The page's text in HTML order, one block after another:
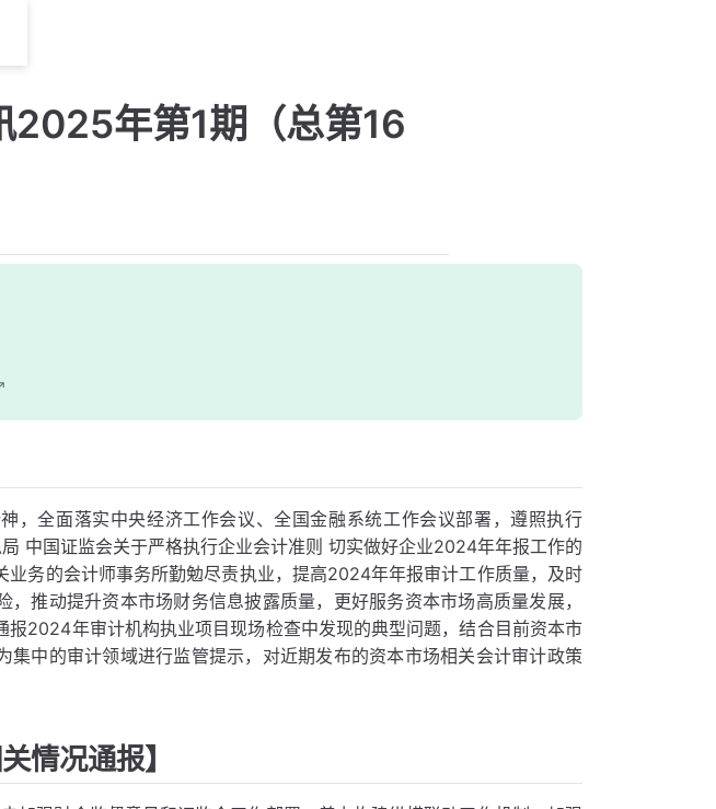
2025年第1期（总第16
，全面落实中央经济工作会议、全国金融系统工作会议部署，遵照执行
中国证监会关于严格执行企业会计准则 切实做好企业2024年年报工作的
业务的会计师事务所勤勉尽责执业，提高2024年年报审计工作质量，及时
推动提升资本市场财务信息披露质量，更好服务资本市场高质量发展，
报2024年审计机构执业项目现场检查中发现的典型问题，结合目前资本市
集中的审计领域进行监管提示，对近期发布的资本市场相关会计审计政策
情况通报】